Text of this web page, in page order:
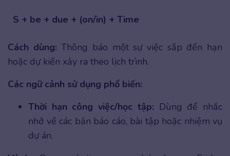
S + be + due + (on/in) + Time
Cách dùng: Thông báo một sự việc sắp đến hạn
hoặc dự kiến xảy ra theo lịch trình.
Các ngữ cảnh sử dụng phổ biến:
Thời hạn công việc/học tập: Dùng để nhắc
nhở về các bản báo cáo, bài tập hoặc nhiệm vụ
dự án.